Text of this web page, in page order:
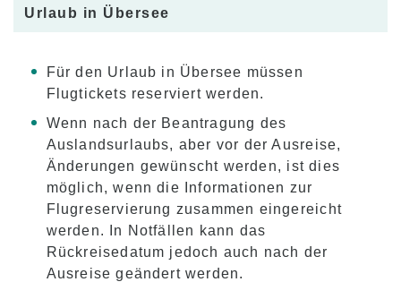
Urlaub in Übersee
Für den Urlaub in Übersee müssen
Flugtickets reserviert werden.
Wenn nach der Beantragung des
Auslandsurlaubs, aber vor der Ausreise,
Änderungen gewünscht werden, ist dies
möglich, wenn die Informationen zur
Flugreservierung zusammen eingereicht
werden. In Notfällen kann das
Rückreisedatum jedoch auch nach der
Ausreise geändert werden.